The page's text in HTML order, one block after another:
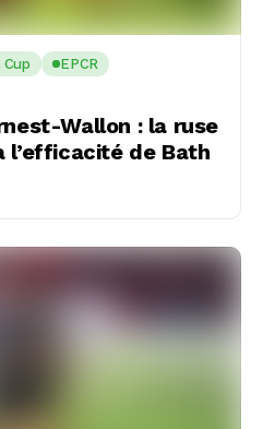
Cup
EPCR
Wallon : la ruse
l’efficacité de Bath